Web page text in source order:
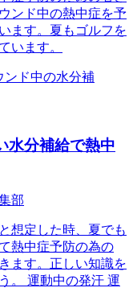
ンド中の熱中症を予
ます。夏もゴルフを
います。
水分補給で熱中
部
想定した時、夏でも
熱中症予防の為の
ます。正しい知識を
。 運動中の発汗 運